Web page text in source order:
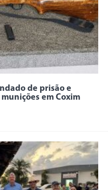
de prisão e
em Coxim